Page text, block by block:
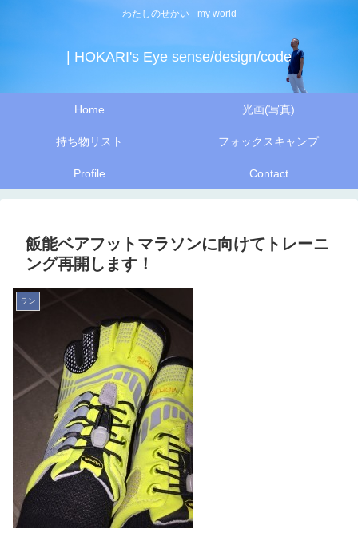
わたしのせかい - my world
| HOKARI's Eye sense/design/code
Home 光画(写真)
持ち物リスト フォックスキャンプ
Profile Contact
飯能ベアフットマラソンに向けてトレーニ
ング再開します！
ラン